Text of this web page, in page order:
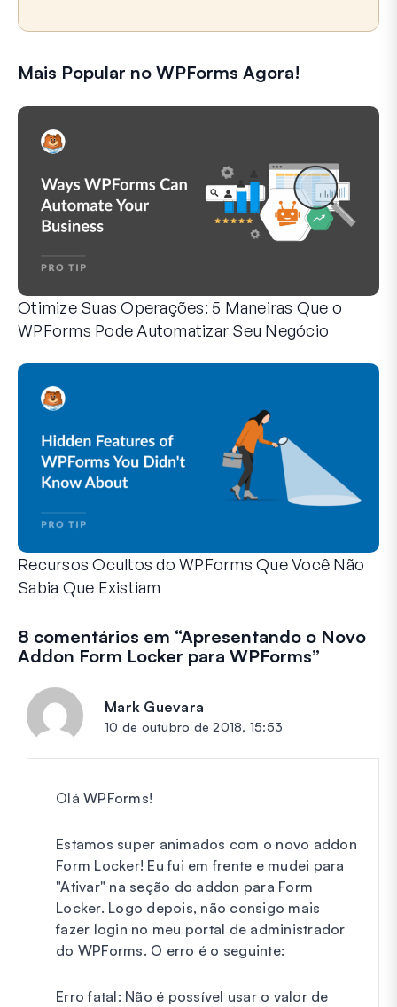
Mais Popular no WPForms Agora!
Otimize Suas Operações: 5 Maneiras Que o
WPForms Pode Automatizar Seu Negócio
Recursos Ocultos do WPForms Que Você Não
Sabia Que Existiam
8 comentários em “Apresentando o Novo
Addon Form Locker para WPForms”
Mark Guevara
10 de outubro de 2018, 15:53
Olá WPForms!
Estamos super animados com o novo addon
Form Locker! Eu fui em frente e mudei para
"Ativar" na seção do addon para Form
Locker. Logo depois, não consigo mais
fazer login no meu portal de administrador
do WPForms. O erro é o seguinte:
Erro fatal: Não é possível usar o valor de